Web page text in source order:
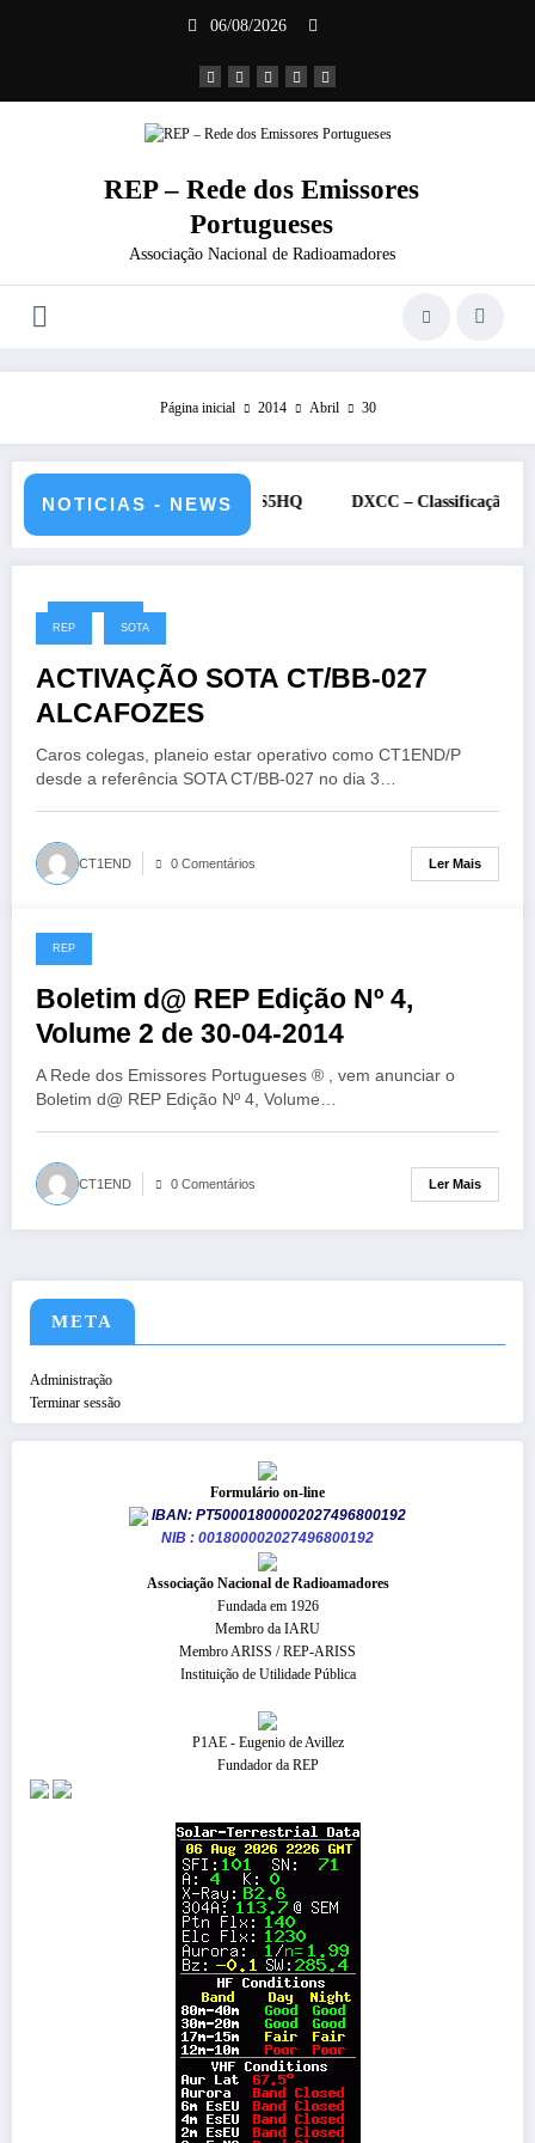
06/08/2026
REP – Rede dos Emissores
Portugueses
Associação Nacional de Radioamadores
Página inicial 2014 Abril 30
NOTICIAS - NEWS
de julho de 2026 – CS5HQ DXCC – Classificação estações
30/04/2014
REP SOTA
ACTIVAÇÃO SOTA CT/BB-027
ALCAFOZES
Caros colegas, planeio estar operativo como CT1END/P
desde a referência SOTA CT/BB-027 no dia 3…
CT1END 0 Comentários Ler Mais
30/04/2014
REP
Boletim d@ REP Edição Nº 4,
Volume 2 de 30-04-2014
A Rede dos Emissores Portugueses ® , vem anunciar o
Boletim d@ REP Edição Nº 4, Volume…
CT1END 0 Comentários Ler Mais
META
Administração
Terminar sessão
Formulário on-line
IBAN: PT50001800002027496800192
NIB : 001800002027496800192
​Associação Nacional de Radioamadores
Fundada em 1926
Membro da IARU
Membro ARISS / REP-ARISS
Instituição de Utilidade Pública
P1AE - Eugenio de Avillez
Fundador da REP